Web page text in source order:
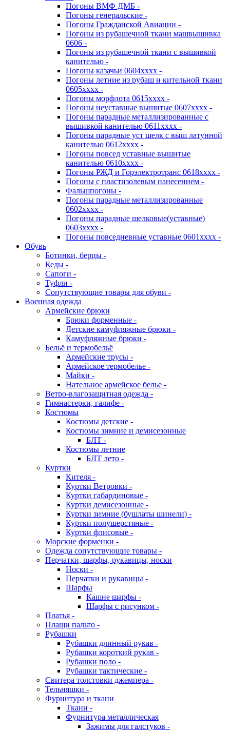
Погоны ВМФ ДМБ -
Погоны генеральские -
Погоны Гражданской Авиации -
Погоны из рубашечной ткани машвышивка
0606 -
Погоны из рубашечной ткани с вышивкой
канителью -
Погоны казачьи 0604хххх -
Погоны летние из рубаш и кительной ткани
0605хххх -
Погоны морфлота 0615хххх -
Погоны неуставные вышитые 0607хххх -
Погоны парадные металлизированные с
вышивкой канителью 0611хххх -
Погоны парадные уст шелк с выш латунной
канителью 0612хххх -
Погоны повсед уставные вышитые
канителью 0610хххх -
Погоны РЖД и Горэлектротранс 0618хххх -
Погоны с пластизолевым нанесением -
Фальшпогоны -
Погоны парадные металлизированные
0602хххх -
Погоны парадные шелковые(уставные)
0603хххх -
Погоны повседневные уставные 0601хххх -
Обувь
Ботинки, берцы -
Кеды -
Сапоги -
Туфли -
Сопутствующие товары для обуви -
Военная одежда
Армейские брюки
Брюки форменные -
Детские камуфляжные брюки -
Камуфляжные брюки -
Бельё и термобельё
Армейские трусы -
Армейское термобелье -
Майки -
Нательное армейское белье -
Ветро-влагозащитная одежда -
Гимнастерки, галифе -
Костюмы
Костюмы детские -
Костюмы зимние и демисезонные
БЛТ -
Костюмы летние
БЛТ лето -
Куртки
Кителя -
Куртки Ветровки -
Куртки габардиновые -
Куртки демисезонные -
Куртки зимние (бушлаты шинели) -
Куртки полушерстяные -
Куртки флисовые -
Морские форменки -
Одежда сопутствующие товары -
Перчатки, шарфы, рукавицы, носки
Носки -
Перчатки и рукавицы -
Шарфы
Кашне шарфы -
Шарфы с рисунком -
Платья -
Плащи пальто -
Рубашки
Рубашки длинный рукав -
Рубашки короткий рукав -
Рубашки поло -
Рубашки тактические -
Свитера толстовки джемпера -
Тельняшки -
Фурнитура и ткани
Ткани -
Фурнитура металлическая
Зажимы для галстуков -